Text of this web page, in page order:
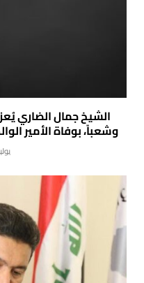
الشيخ جمال الضاري
وشعباً، بوفاة الأمير
يوليو